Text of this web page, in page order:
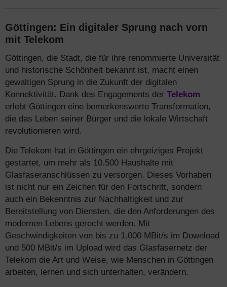
Göttingen: Ein digitaler Sprung nach vorn
mit Telekom
Göttingen, die Stadt, die für ihre renommierte Universität
und historische Schönheit bekannt ist, macht einen
gewaltigen Sprung in die Zukunft der digitalen
Konnektivität. Dank des Engagements der Telekom
erlebt Göttingen eine bemerkenswerte Transformation,
die das Leben seiner Bürger und die lokale Wirtschaft
revolutionieren wird.
Die Telekom hat in Göttingen ein ehrgeiziges Projekt
gestartet, um mehr als 10.500 Haushalte mit
Glasfaseranschlüssen zu versorgen. Dieses Vorhaben
ist nicht nur ein Zeichen für den Fortschritt, sondern
auch ein Bekenntnis zur Nachhaltigkeit und zur
Bereitstellung von Diensten, die den Anforderungen des
modernen Lebens gerecht werden. Mit
Geschwindigkeiten von bis zu 1.000 MBit/s im Download
und 500 MBit/s im Upload wird das Glasfasernetz der
Telekom die Art und Weise, wie Menschen in Göttingen
arbeiten, lernen und sich unterhalten, verändern.